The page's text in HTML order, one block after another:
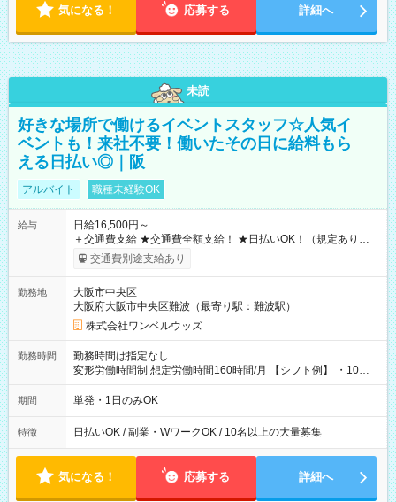
気になる！ 応募する 詳細へ
未読
好きな場所で働けるイベントスタッフ☆人気イ
ベントも！来社不要！働いたその日に給料もら
える日払い◎｜阪
アルバイト 職種未経験OK
給与
日給16,500円～
＋交通費支給 ★交通費全額支給！ ★日払いOK！（規定あり） ┗
働いたその日に現金GET♪ お仕事後はコンビニATMから 日払
交通費別途支給あり
勤務地
大阪市中央区
大阪府大阪市中央区難波（最寄り駅：難波駅）
株式会社ワンベルウッズ
勤務時間
勤務時間は指定なし
変形労働時間制 想定労働時間160時間/月 【シフト例】 ・10：
00～20：00
期間 単発・1日のみOK
特徴 日払いOK / 副業・WワークOK / 10名以上の大量募集
気になる！ 応募する 詳細へ